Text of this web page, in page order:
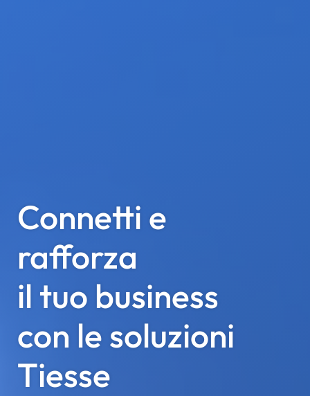
Connetti e
rafforza
il tuo business
con le soluzioni
Tiesse